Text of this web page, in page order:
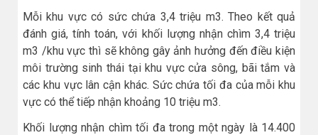
Mỗi khu vực có sức chứa 3,4 triệu m3. Theo kết quả
đánh giá, tính toán, với khối lượng nhận chìm 3,4 triệu
m3 /khu vực thì sẽ không gây ảnh hưởng đến điều kiện
môi trường sinh thái tại khu vực cửa sông, bãi tắm và
các khu vực lân cận khác. Sức chứa tối đa của mỗi khu
vực có thể tiếp nhận khoảng 10 triệu m3.
Khối lượng nhận chìm tối đa trong một ngày là 14.400